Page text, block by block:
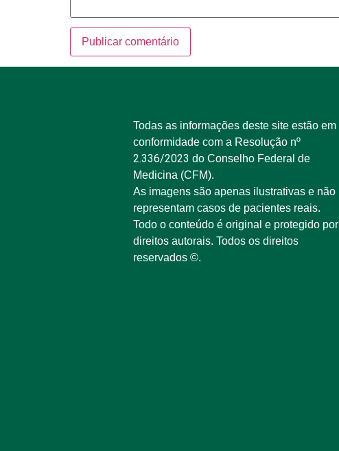
Todas as informações deste site estão em
conformidade com a Resolução nº
2.336/2023 do Conselho Federal de
Medicina (CFM).
As imagens são apenas ilustrativas e não
representam casos de pacientes reais.
Todo o conteúdo é original e protegido por
direitos autorais. Todos os direitos
reservados ©.